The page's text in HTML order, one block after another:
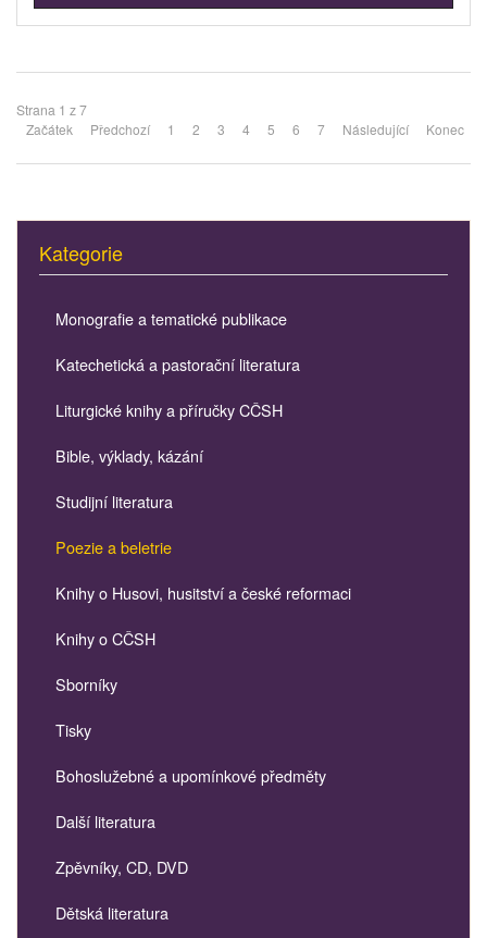
Strana 1 z 7
Začátek
Předchozí 1 2 3 4 5 6 7 Následující Konec
Kategorie
Monografie a tematické publikace
Katechetická a pastorační literatura
Liturgické knihy a příručky CČSH
Bible, výklady, kázání
Studijní literatura
Poezie a beletrie
Knihy o Husovi, husitství a české reformaci
Knihy o CČSH
Sborníky
Tisky
Bohoslužebné a upomínkové předměty
Další literatura
Zpěvníky, CD, DVD
Dětská literatura